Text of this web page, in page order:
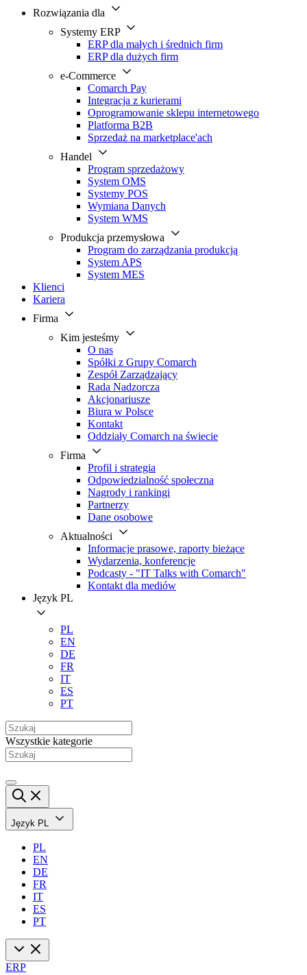
Rozwiązania dla
Systemy ERP
ERP dla małych i średnich firm
ERP dla dużych firm
e-Commerce
Comarch Pay
Integracja z kurierami
Oprogramowanie sklepu internetowego
Platforma B2B
Sprzedaż na marketplace'ach
Handel
Program sprzedażowy
System OMS
Systemy POS
Wymiana Danych
System WMS
Produkcja przemysłowa
Program do zarządzania produkcją
System APS
System MES
Klienci
Kariera
Firma
Kim jesteśmy
O nas
Spółki z Grupy Comarch
Zespół Zarządzający
Rada Nadzorcza
Akcjonariusze
Biura w Polsce
Kontakt
Oddziały Comarch na świecie
Firma
Profil i strategia
Odpowiedzialność społeczna
Nagrody i rankingi
Partnerzy
Dane osobowe
Aktualności
Informacje prasowe, raporty bieżące
Wydarzenia, konferencje
Podcasty - "IT Talks with Comarch"
Kontakt dla mediów
Język PL
PL
EN
DE
FR
IT
ES
PT
Wszystkie kategorie
Język PL
PL
EN
DE
FR
IT
ES
PT
ERP